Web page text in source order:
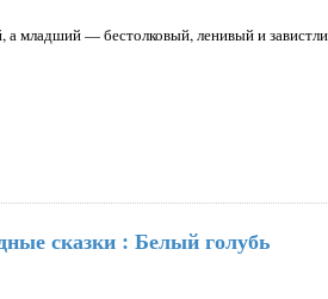
младший — бестолковый, ленивый и
сказки : Белый голубь